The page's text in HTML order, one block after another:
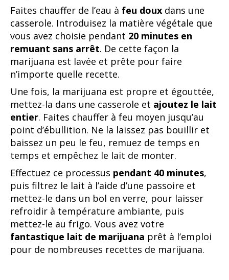
Faites chauffer de l’eau à feu doux dans une
casserole. Introduisez la matière végétale que
vous avez choisie pendant 20 minutes en
remuant sans arrêt. De cette façon la
marijuana est lavée et prête pour faire
n’importe quelle recette.
Une fois, la marijuana est propre et égouttée,
mettez-la dans une casserole et ajoutez le lait
entier. Faites chauffer à feu moyen jusqu’au
point d’ébullition. Ne la laissez pas bouillir et
baissez un peu le feu, remuez de temps en
temps et empêchez le lait de monter.
Effectuez ce processus pendant 40 minutes,
puis filtrez le lait à l’aide d’une passoire et
mettez-le dans un bol en verre, pour laisser
refroidir à température ambiante, puis
mettez-le au frigo. Vous avez votre
fantastique lait de marijuana prêt à l’emploi
pour de nombreuses recettes de marijuana.